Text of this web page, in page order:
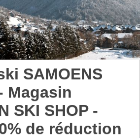
SAMOENS
Magasin
SKI SHOP -
de réduction